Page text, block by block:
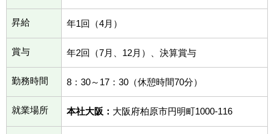
昇給 年1回（4月）
賞与 年2回（7月、12月）、決算賞与
勤務時間 8：30～17：30（休憩時間70分）
就業場所 本社大阪： 大阪府柏原市円明町1000-116